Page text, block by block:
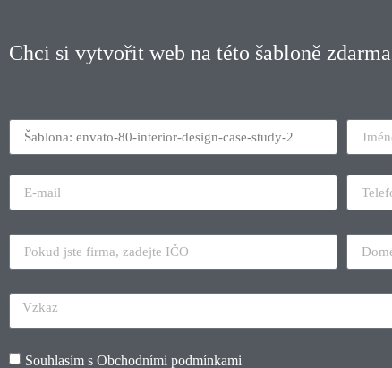
Chci si vytvořit web na této šabloně zdarma
Souhlasím s Obchodními podmínkami